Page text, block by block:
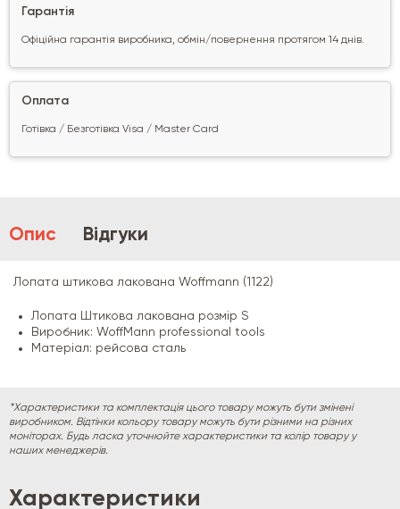
Гарантія
Офіційна гарантія виробника, обмін/повернення протягом 14 днів.
Оплата
Готівка / Безготівка Visa / Master Card
Опис Відгуки
Лопата штикова лакована Woffmann (1122)
Лопата Штикова лакована розмір S
Виробник: WoffMann professional tools
Матеріал: рейсова сталь
*Характеристики та комплектація цього товару можуть бути змінені
виробником. Відтінки кольору товару можуть бути різними на різних
моніторах. Будь ласка уточнюйте характеристики та колір товару у
наших менеджерів.
Характеристики